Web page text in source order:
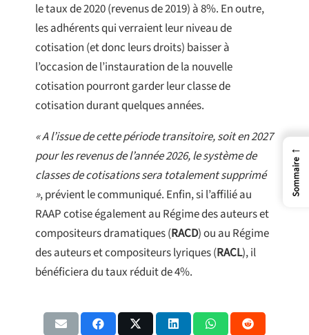
le taux de 2020 (revenus de 2019) à 8%. En outre,
les adhérents qui verraient leur niveau de
cotisation (et donc leurs droits) baisser à
l’occasion de l’instauration de la nouvelle
cotisation pourront garder leur classe de
cotisation durant quelques années.
« A l’issue de cette période transitoire, soit en 2027
pour les revenus de l’année 2026, le système de
classes de cotisations sera totalement supprimé
», prévient le communiqué. Enfin, si l’affilié au
RAAP cotise également au Régime des auteurs et
compositeurs dramatiques (RACD) ou au Régime
des auteurs et compositeurs lyriques (RACL), il
bénéficiera du taux réduit de 4%.
←
Sommaire